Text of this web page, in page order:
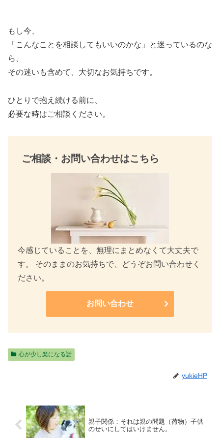
e
b
o
k
もし今、
「こんなことを相談してもいいのかな」と迷っているのな
ら、
その迷いも含めて、大切なお気持ちです。
ひとりで抱え続ける前に、
必要な時はご相談ください。
ご相談・お問い合わせはこちら
今感じていることを、無理にまとめなくて大丈夫で
す。 そのままのお気持ちで、どうぞお問い合わせく
ださい。
お問い合わせ
心が少し楽になる話
yukieHP
親子関係：それは親の問題（荷物）子供
のせいにしてはいけません。